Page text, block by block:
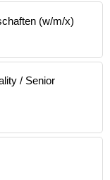
(w/m/x)
/ Senior